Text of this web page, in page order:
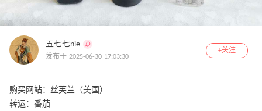
五七七nie
发布于 2025-06-30 17:03:30
+关注
购买网站：丝芙兰（美国）
转运：番茄